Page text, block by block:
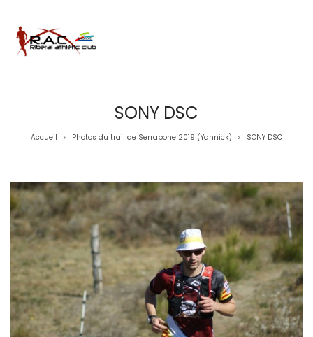
SONY DSC
Accueil > Photos du trail de Serrabone 2019 (Yannick) > SONY DSC